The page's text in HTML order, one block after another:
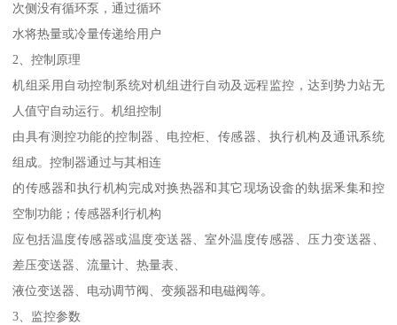
次侧没有循环泵，通过循环
水将热量或冷量传递给用户
2、控制原理
机组采用自动控制系统对机组进行自动及远程监控，达到势力站无
人值守自动运行。机组控制
由具有测控功能的控制器、电控柜、传感器、执行机构及通讯系统
组成。控制器通过与其相连
的传感器和执行机构完成对换热器和其它现场设畲的埶据釆集和控
空制功能；传感器利行机构
应包括温度传感器或温度变送器、室外温度传感器、压力变送器、
差压变送器、流量计、热量表、
液位变送器、电动调节阀、变频器和电磁阀等。
3、监控参数